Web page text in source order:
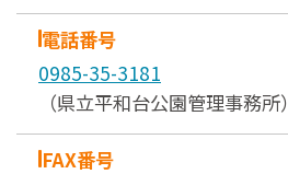
電話番号
0985-35-3181
（県立平和台公園管理事務所）
FAX番号